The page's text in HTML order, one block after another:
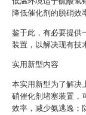
降低催化剂的脱硝效
鉴于此，有必要提供
装置，以解决现有技
实用新型内容
本实用新型为了解决
硝催化剂堵塞装置，
效率，减少氨逃逸；